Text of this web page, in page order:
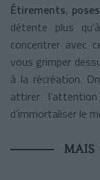
Étirements,
détente plus
concentrer avec
vous grimper
à la récréation.
attirer
d’immortaliser le
MAIS